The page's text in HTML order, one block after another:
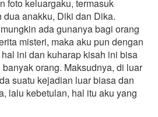
foto keluargaku, termasuk
anakku, Diki dan Dika.
ada gunanya bagi orang
misteri, maka aku pun dengan
ini dan kuharap kisah ini bisa
orang. Maksudnya, di luar
suatu kejadian luar biasa dan
lalu kebetulan, hal itu aku yang